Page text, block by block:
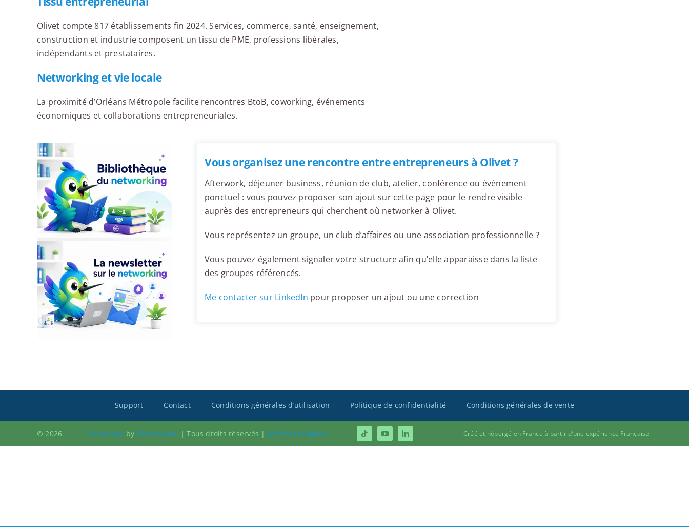
Olivet compte 817 établissements fin 2024. Services, commerce, santé, enseignement,
construction et industrie composent un tissu de PME, professions libérales,
indépendants et prestataires.
Networking et vie locale
La proximité d’Orléans Métropole facilite rencontres BtoB, coworking, événements
économiques et collaborations entrepreneuriales.
Vous organisez une rencontre entre entrepreneurs à Olivet ?
Afterwork, déjeuner business, réunion de club, atelier, conférence ou événement
ponctuel : vous pouvez proposer son ajout sur cette page pour le rendre visible
auprès des entrepreneurs qui cherchent où networker à Olivet.
Vous représentez un groupe, un club d’affaires ou une association professionnelle ?
Vous pouvez également signaler votre structure afin qu’elle apparaisse dans la liste
des groupes référencés.
Me contacter sur LinkedIn pour proposer un ajout ou une correction
Support Contact Conditions générales d’utilisation Politique de confidentialité Conditions générales de vente
© 2026 Sarea.app by Pixelsquare |Tous droits réservés | Mentions légales Créé et hébergé en France à partir d’une expérience Française